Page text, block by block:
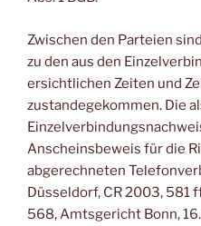
Zwischen den Parteien
zu den aus den
ersichtlichen Zeiten und
zustandegekommen. Die
Anscheinsbeweis für die
abgerechneten
Düsseldorf, CR 2003, 581
568, Amtsgericht Bonn,